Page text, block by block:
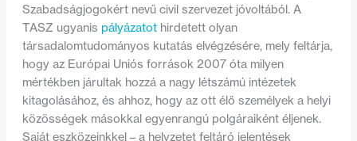
Szabadságjogokért nevű civil szervezet jóvoltából. A
TASZ ugyanis pályázatot hirdetett olyan
társadalomtudományos kutatás elvégzésére, mely feltárja,
hogy az Európai Uniós források 2007 óta milyen
mértékben járultak hozzá a nagy létszámú intézetek
kitagolásához, és ahhoz, hogy az ott élő személyek a helyi
közösségek másokkal egyenrangú polgáraiként éljenek.
Saját eszközeinkkel – a helyzetet feltáró jelentések